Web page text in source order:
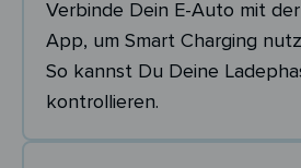
Verbinde Dein E-Auto mit
App, um Smart Charging
So kannst Du Deine
kontrollieren.